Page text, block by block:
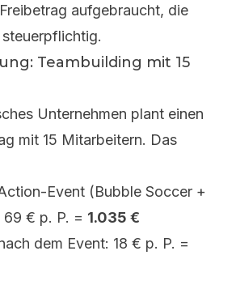
aufgebraucht, die
Teambuilding mit 15
Unternehmen plant einen
mit 15 Mitarbeitern. Das
Event (Bubble Soccer +
€ p. P. = 1.035 €
dem Event: 18 € p. P. =